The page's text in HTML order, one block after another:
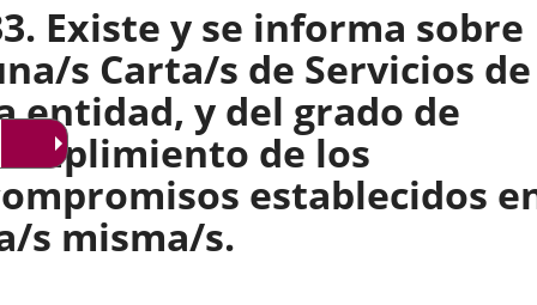
Existe y se informa sobre
s Carta/s de Servicios de
entidad, y del grado de
de los
establecidos
s misma/s.